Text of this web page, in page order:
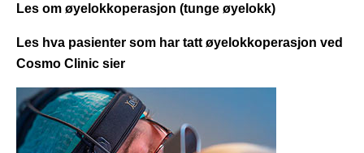
Les om øyelokkoperasjon (tunge øyelokk)
Les hva pasienter som har tatt øyelokkoperasjon ved
Cosmo Clinic sier